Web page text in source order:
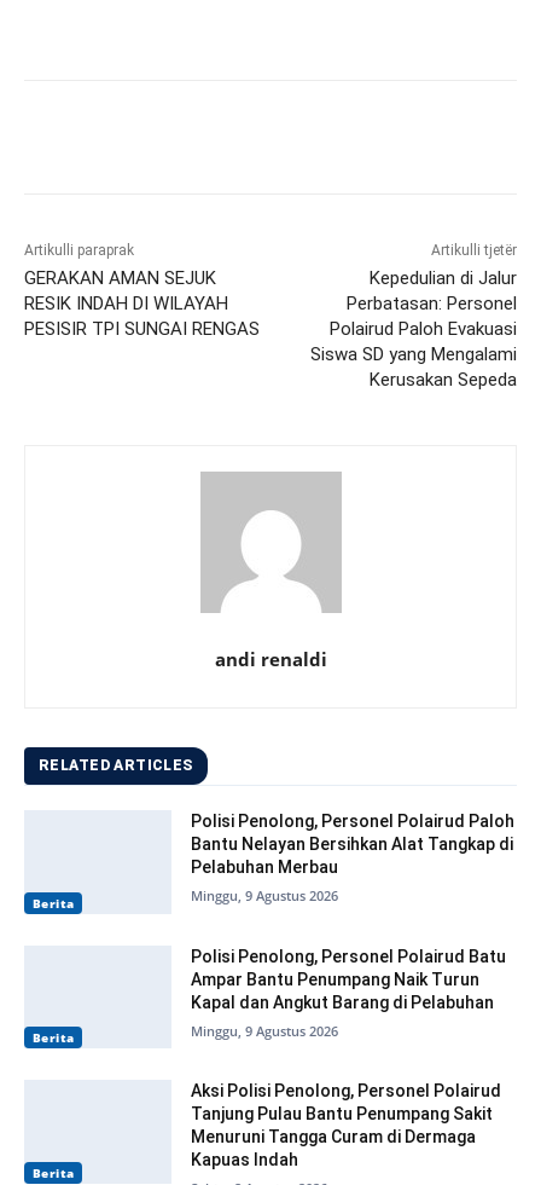
Artikulli paraprak
GERAKAN AMAN SEJUK
RESIK INDAH DI WILAYAH
PESISIR TPI SUNGAI RENGAS
Artikulli tjetër
Kepedulian di Jalur
Perbatasan: Personel
Polairud Paloh Evakuasi
Siswa SD yang Mengalami
Kerusakan Sepeda
andi renaldi
RELATED ARTICLES
Berita
Polisi Penolong, Personel Polairud Paloh
Bantu Nelayan Bersihkan Alat Tangkap di
Pelabuhan Merbau
Minggu, 9 Agustus 2026
Berita
Polisi Penolong, Personel Polairud Batu
Ampar Bantu Penumpang Naik Turun
Kapal dan Angkut Barang di Pelabuhan
Minggu, 9 Agustus 2026
Berita
Aksi Polisi Penolong, Personel Polairud
Tanjung Pulau Bantu Penumpang Sakit
Menuruni Tangga Curam di Dermaga
Kapuas Indah